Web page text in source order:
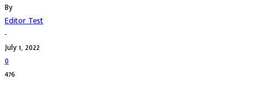
By
Editor Test
-
July 1, 2022
0
476